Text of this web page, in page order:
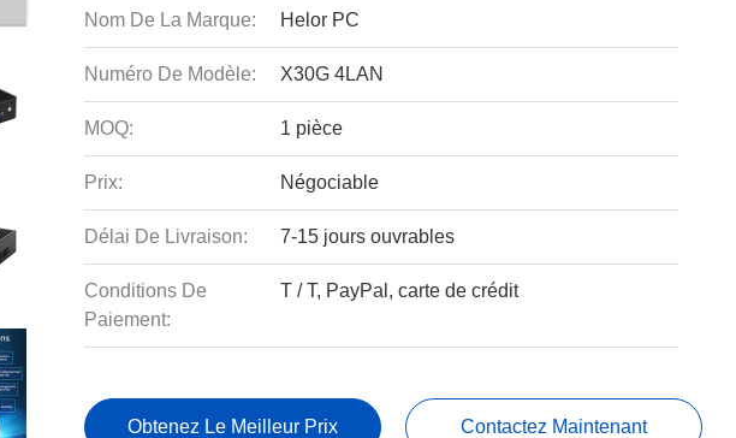
Nom De La Marque: Helor PC
Numéro De Modèle: X30G 4LAN
MOQ: 1 pièce
Prix: Négociable
Délai De Livraison: 7-15 jours ouvrables
Conditions De
Paiement:
T / T, PayPal, carte de crédit
Obtenez Le Meilleur Prix Contactez Maintenant